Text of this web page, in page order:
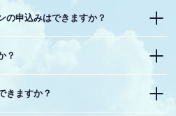
の申込みはできますか？
？
きますか？